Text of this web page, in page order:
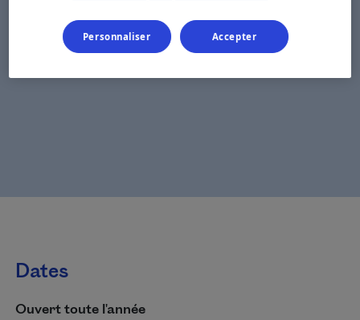
Dates
Ouvert toute l'année
Personnaliser Accepter